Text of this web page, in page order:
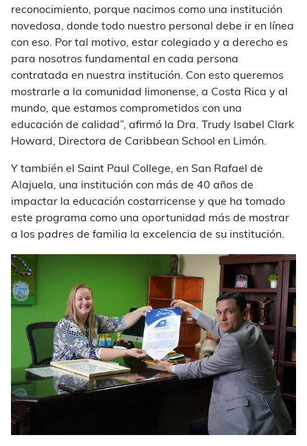
reconocimiento, porque nacimos como una institución
novedosa, donde todo nuestro personal debe ir en línea
con eso. Por tal motivo, estar colegiado y a derecho es
para nosotros fundamental en cada persona
contratada en nuestra institución. Con esto queremos
mostrarle a la comunidad limonense, a Costa Rica y al
mundo, que estamos comprometidos con una
educación de calidad”, afirmó la Dra. Trudy Isabel Clark
Howard, Directora de Caribbean School en Limón.
Y también el Saint Paul College, en San Rafael de
Alajuela, una institución con más de 40 años de
impactar la educación costarricense y que ha tomado
este programa como una oportunidad más de mostrar
a los padres de familia la excelencia de su institución.